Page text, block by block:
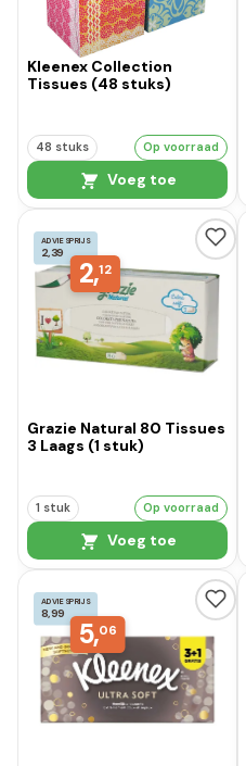
Kleenex Collection
Tissues (48 stuks)
48 stuks Op voorraad
Voeg toe
ADVIESPRIJS
2,39
2,12
Grazie Natural 80 Tissues
3 Laags (1 stuk)
1 stuk Op voorraad
Voeg toe
ADVIESPRIJS
8,99
5,06